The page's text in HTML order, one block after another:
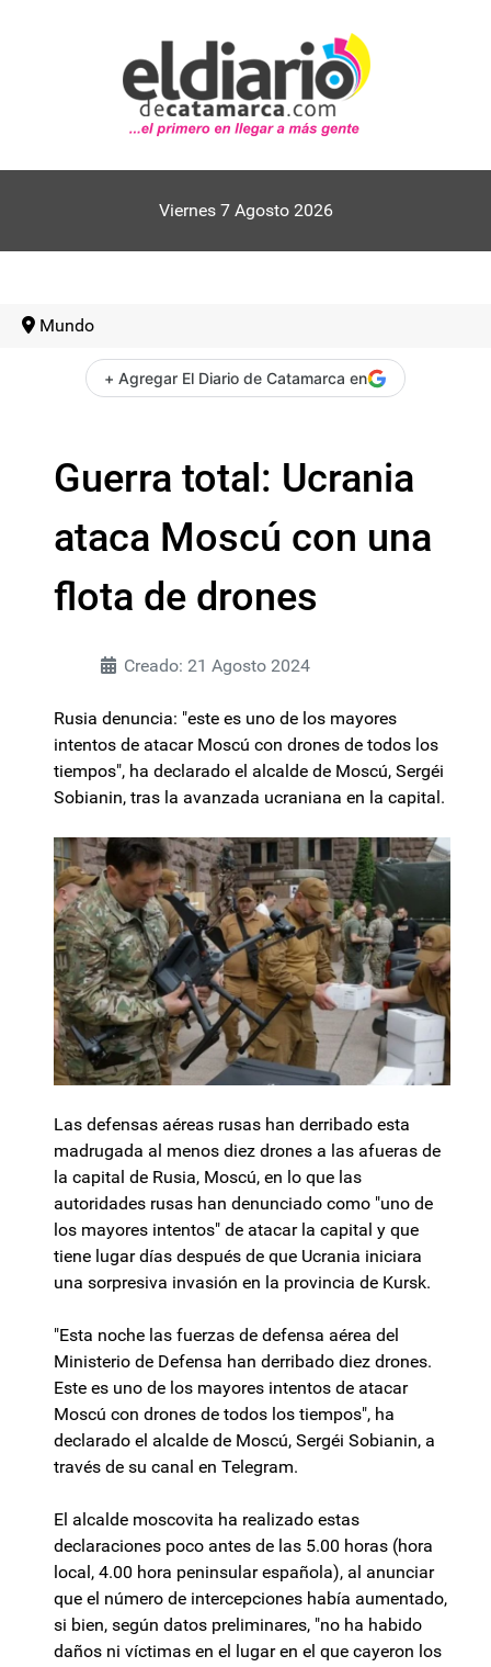
Viernes 7 Agosto 2026
Mundo
+ Agregar El Diario de Catamarca en
Guerra total: Ucrania
ataca Moscú con una
flota de drones
Creado: 21 Agosto 2024
Rusia denuncia: "este es uno de los mayores
intentos de atacar Moscú con drones de todos los
tiempos", ha declarado el alcalde de Moscú, Sergéi
Sobianin, tras la avanzada ucraniana en la capital.
Las defensas aéreas rusas han derribado esta
madrugada al menos diez drones a las afueras de
la capital de Rusia, Moscú, en lo que las
autoridades rusas han denunciado como "uno de
los mayores intentos" de atacar la capital y que
tiene lugar días después de que Ucrania iniciara
una sorpresiva invasión en la provincia de Kursk.
"Esta noche las fuerzas de defensa aérea del
Ministerio de Defensa han derribado diez drones.
Este es uno de los mayores intentos de atacar
Moscú con drones de todos los tiempos", ha
declarado el alcalde de Moscú, Sergéi Sobianin, a
través de su canal en Telegram.
El alcalde moscovita ha realizado estas
declaraciones poco antes de las 5.00 horas (hora
local, 4.00 hora peninsular española), al anunciar
que el número de intercepciones había aumentado,
si bien, según datos preliminares, "no ha habido
daños ni víctimas en el lugar en el que cayeron los